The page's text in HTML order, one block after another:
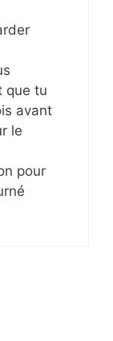
que tu
avant
le
pour